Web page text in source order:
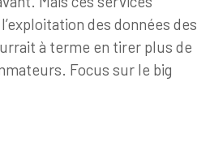
des données des
à terme en tirer plus de
Focus sur le big